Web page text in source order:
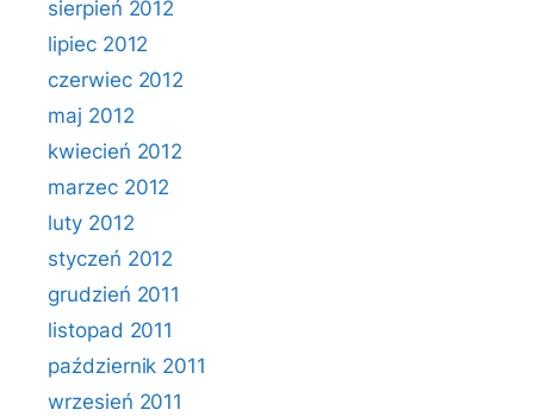
sierpień 2012
lipiec 2012
czerwiec 2012
maj 2012
kwiecień 2012
marzec 2012
luty 2012
styczeń 2012
grudzień 2011
listopad 2011
październik 2011
wrzesień 2011